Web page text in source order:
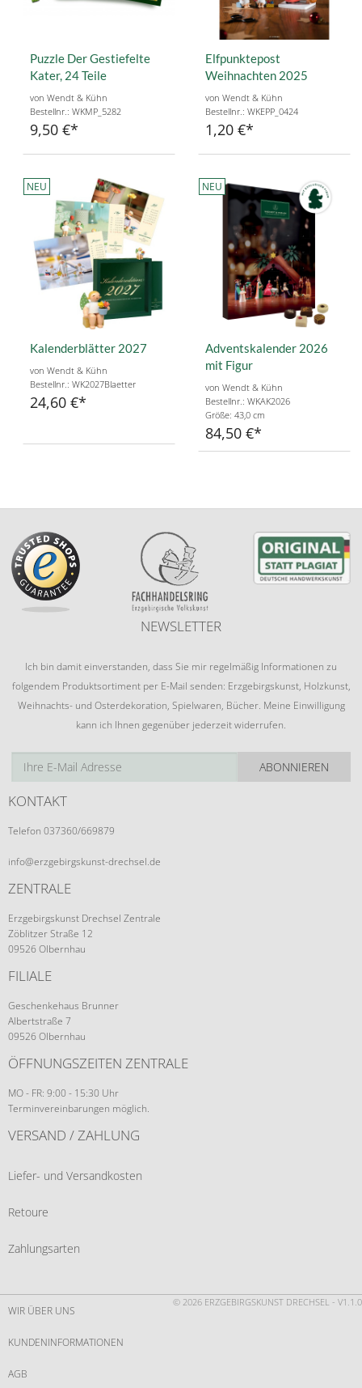
Puzzle Der Gestiefelte
Kater, 24 Teile
von Wendt & Kühn
Bestellnr.: WKMP_5282
9,50 €
Elfpunktepost
Weihnachten 2025
von Wendt & Kühn
Bestellnr.: WKEPP_0424
1,20 €
NEU
Kalenderblätter 2027
von Wendt & Kühn
Bestellnr.: WK2027Blaetter
24,60 €
NEU
Adventskalender 2026
mit Figur
von Wendt & Kühn
Bestellnr.: WKAK2026
Größe: 43,0 cm
84,50 €
NEWSLETTER
Ich bin damit einverstanden, dass Sie mir regelmäßig Informationen zu
folgendem Produktsortiment per E-Mail senden: Erzgebirgskunst, Holzkunst,
Weihnachts- und Osterdekoration, Spielwaren, Bücher. Meine Einwilligung
kann ich Ihnen gegenüber jederzeit widerrufen.
ABONNIEREN
KONTAKT
Telefon 037360/669879
info@erzgebirgskunst-drechsel.de
ZENTRALE
Erzgebirgskunst Drechsel Zentrale
Zöblitzer Straße 12
09526 Olbernhau
FILIALE
Geschenkehaus Brunner
Albertstraße 7
09526 Olbernhau
ÖFFNUNGSZEITEN ZENTRALE
MO - FR: 9:00 - 15:30 Uhr
Terminvereinbarungen möglich.
VERSAND / ZAHLUNG
Liefer- und Versandkosten
Retoure
Zahlungsarten
© 2026 ERZGEBIRGSKUNST DRECHSEL - V1.1.0
WIR ÜBER UNS
KUNDENINFORMATIONEN
AGB